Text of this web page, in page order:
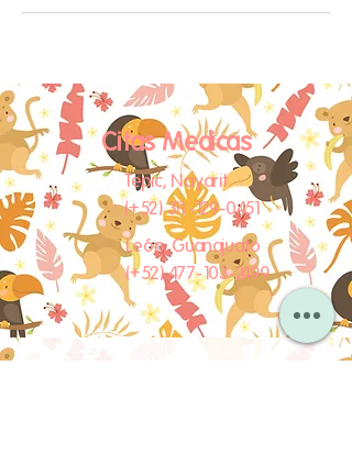
Citas Medicas
Tepic, Nayarit
(​+52) 311-129-0451
León, Guanajuato
(​+52) 477-103-2499